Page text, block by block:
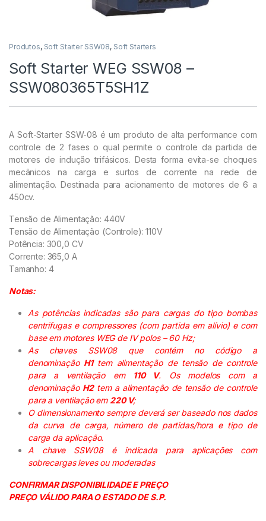
Produtos, Soft Starter SSW08, Soft Starters
Soft Starter WEG SSW08 –
SSW080365T5SH1Z
A Soft-Starter SSW-08 é um produto de alta performance com
controle de 2 fases o qual permite o controle da partida de
motores de indução trifásicos. Desta forma evita-se choques
mecânicos na carga e surtos de corrente na rede de
alimentação. Destinada para acionamento de motores de 6 a
450cv.
Tensão de Alimentação: 440V
Tensão de Alimentação (Controle): 110V
Potência: 300,0 CV
Corrente: 365,0 A
Tamanho: 4
Notas:
As potências indicadas são para cargas do tipo bombas
centrifugas e compressores (com partida em alívio) e com
base em motores WEG de IV polos – 60 Hz;
As chaves SSW08 que contém no código a
denominação H1tem alimentação de tensão de controle
para a ventilação em
110 V. Os modelos com a
denominação H2tem a alimentação de tensão de controle
para a ventilação em 220 V;
O dimensionamento sempre deverá ser baseado nos dados
da curva de carga, número de partidas/hora e tipo de
carga da aplicação.
A chave SSW08 é indicada para aplicações com
sobrecargas leves ou moderadas
CONFIRMAR DISPONIBILIDADE E PREÇO
PREÇO VÁLIDO PARA O ESTADO DE S.P.